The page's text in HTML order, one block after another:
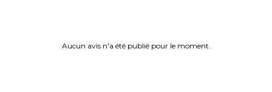
Aucun avis n'a été publié pour le moment.